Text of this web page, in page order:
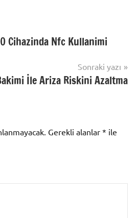
Cihazinda Nfc Kullanimi
Sonraki yazı
İle Ariza Riskini Azaltma
Gerekli alanlar * ile